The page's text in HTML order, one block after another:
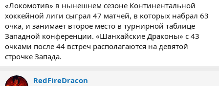
«Локомотив» в нынешнем сезоне Континентальной
хоккейной лиги сыграл 47 матчей, в которых набрал 63
очка, и занимает второе место в турнирной таблице
Западной конференции. «Шанхайские Драконы» с 43
очками после 44 встреч располагаются на девятой
строчке Запада.
RedFireDracon